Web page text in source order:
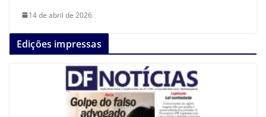
14 de abril de 2026
Edições impressas